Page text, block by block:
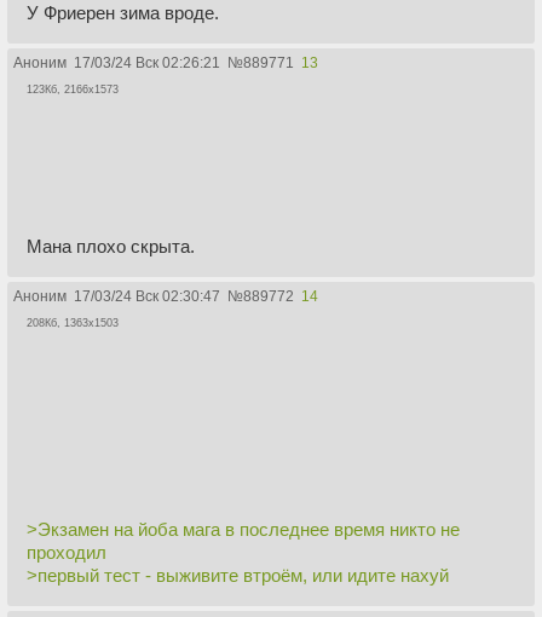
У Фриерен зима вроде.
Аноним 17/03/24 Вск 02:26:21 №889771 13
123Кб, 2166x1573
Мана плохо скрыта.
Аноним 17/03/24 Вск 02:30:47 №889772 14
208Кб, 1363x1503
>Экзамен на йоба мага в последнее время никто не
проходил
>первый тест - выживите втроём, или идите нахуй